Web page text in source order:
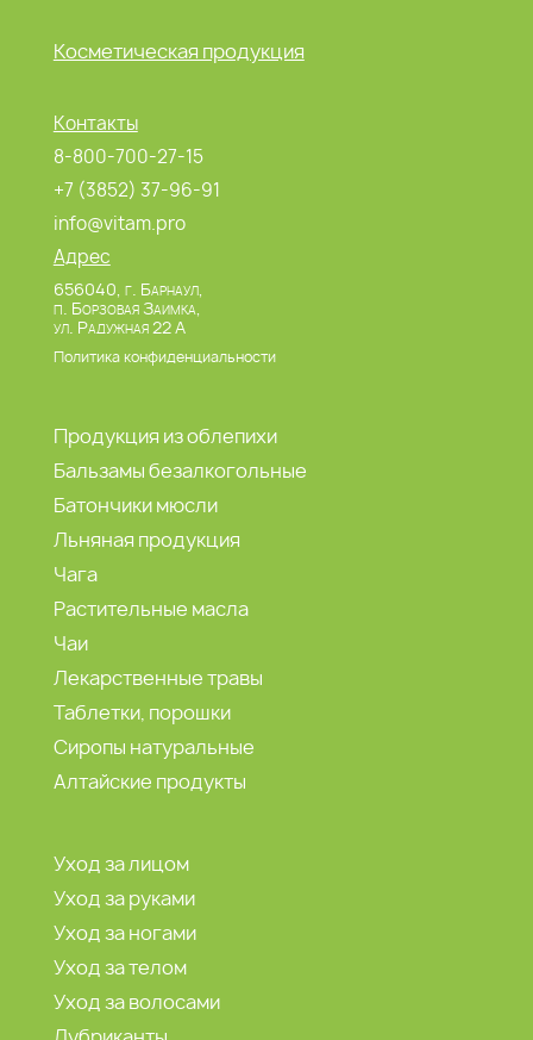
Косметическая продукция
Контакты
8-800-700-27-15
+7 (3852) 37-96-91
info@vitam.pro
Адрес
656040, г. Барнаул,
п. Борзовая Заимка,
ул. Радужная 22 А
Политика конфиденциальности
Продукция из облепихи
Бальзамы безалкогольные
Батончики мюсли
Льняная продукция
Чага
Растительные масла
Чаи
Лекарственные травы
Таблетки, порошки
Сиропы натуральные
Алтайские продукты
Уход за лицом
Уход за руками
Уход за ногами
Уход за телом
Уход за волосами